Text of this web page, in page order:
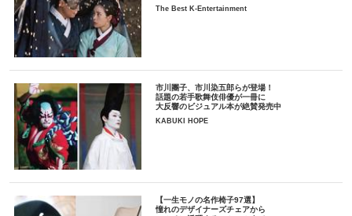
The Best K-Entertainment
市川團子、市川染五郎らが登場！
話題の若手歌舞伎俳優が一冊に
大反響のビジュアル本が絶賛発売中
KABUKI HOPE
【一生モノの名作椅子97選】
憧れのデザイナーズチェアから